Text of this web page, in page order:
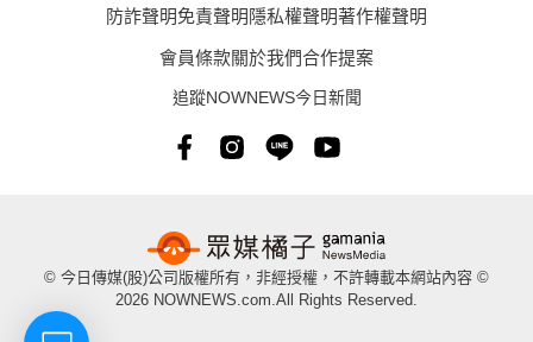
防詐聲明免責聲明隱私權聲明著作權聲明
會員條款關於我們合作提案
追蹤NOWNEWS今日新聞
© 今日傳媒(股)公司版權所有，非經授權，不許轉載本網站內容 ©
2026 NOWNEWS.com.All Rights Reserved.